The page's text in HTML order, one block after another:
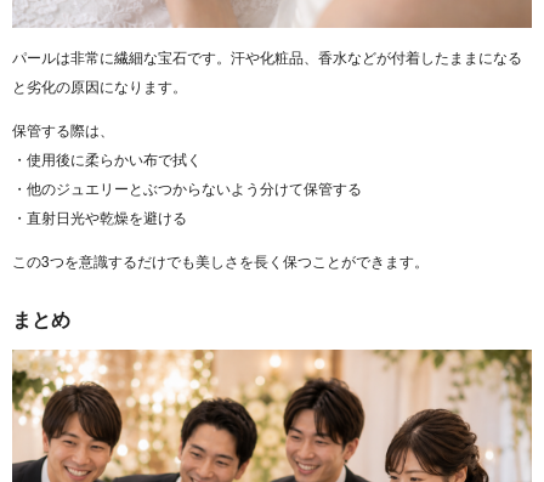
パールは非常に繊細な宝石です。汗や化粧品、香水などが付着したままになる
と劣化の原因になります。
保管する際は、
・使用後に柔らかい布で拭く
・他のジュエリーとぶつからないよう分けて保管する
・直射日光や乾燥を避ける
この3つを意識するだけでも美しさを長く保つことができます。
まとめ